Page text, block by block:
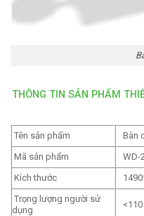
THÔNG TIN SẢN PHẨM
Tên sản phấm
Bàn
Mã sản phẩm
WD-
Kích thước
Trọng lượng người sử
dụng